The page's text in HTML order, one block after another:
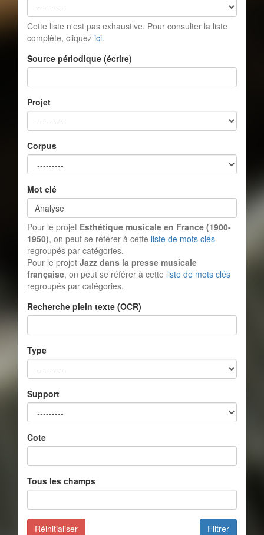
Cette liste n'est pas exhaustive. Pour consulter la liste
complète, cliquez ici.
Source périodique (écrire)
Projet
Corpus
Mot clé
Pour le projet Esthétique musicale en France (1900-
1950), on peut se référer à cette liste de mots clés
regroupés par catégories.
Pour le projet Jazz dans la presse musicale
française, on peut se référer à cette liste de mots clés
regroupés par catégories.
Recherche plein texte (OCR)
Type
Support
Cote
Tous les champs
Filtrer
Réinitialiser